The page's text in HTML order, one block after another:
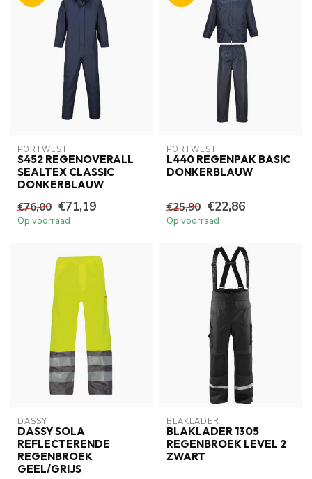
PORTWEST
S452 REGENOVERALL
SEALTEX CLASSIC
DONKERBLAUW
€76,00 €71,19
Op voorraad
PORTWEST
L440 REGENPAK BASIC
DONKERBLAUW
€25,90 €22,86
Op voorraad
DASSY
DASSY SOLA
REFLECTERENDE
REGENBROEK
GEEL/GRIJS
BLAKLADER
BLAKLADER 1305
REGENBROEK LEVEL 2
ZWART